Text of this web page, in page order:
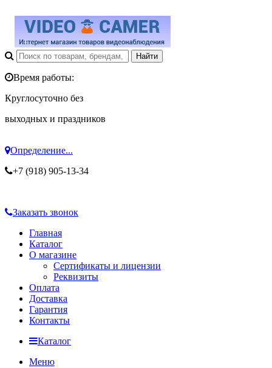
Время работы:
Круглосуточно без
выходных и праздников
Определение...
+7 (918) 905-13-34
Заказать звонок
Главная
Каталог
О магазине
Сертификаты и лицензии
Реквизиты
Оплата
Доставка
Гарантия
Контакты
Каталог
Меню